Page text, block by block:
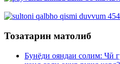
Тозатарин матолиб
Бунёди ояндаи солим: Чӣ